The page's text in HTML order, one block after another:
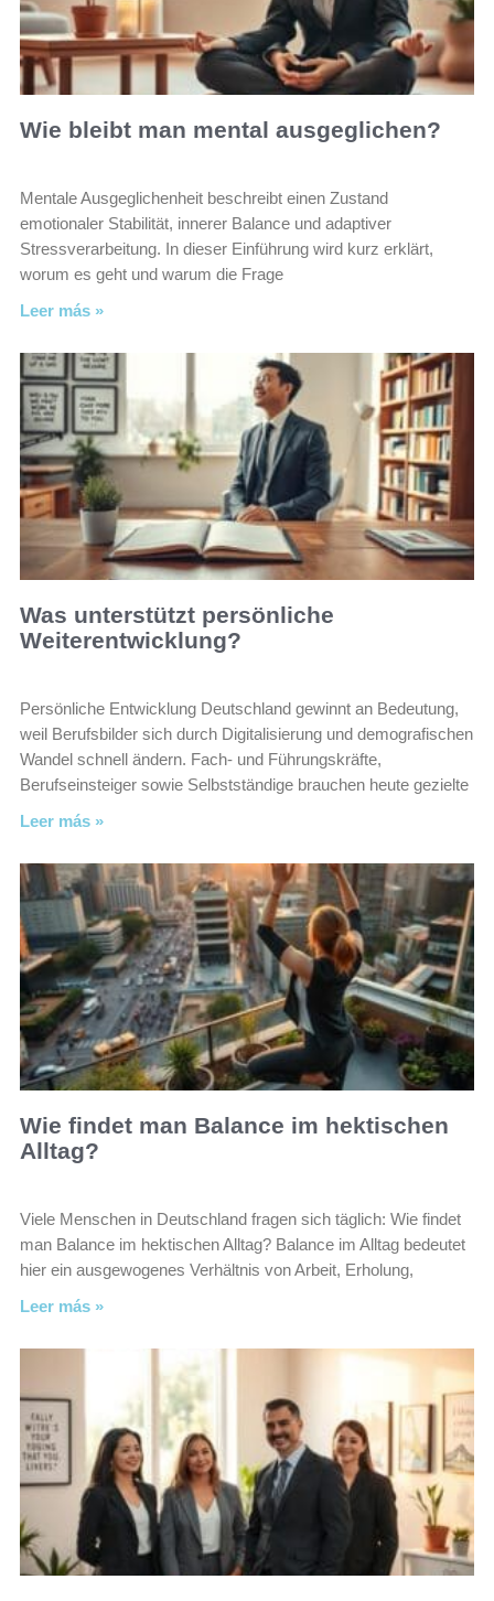
Wie bleibt man mental ausgeglichen?
Mentale Ausgeglichenheit beschreibt einen Zustand
emotionaler Stabilität, innerer Balance und adaptiver
Stressverarbeitung. In dieser Einführung wird kurz erklärt,
worum es geht und warum die Frage
Leer más »
Was unterstützt persönliche
Weiterentwicklung?
Persönliche Entwicklung Deutschland gewinnt an Bedeutung,
weil Berufsbilder sich durch Digitalisierung und demografischen
Wandel schnell ändern. Fach- und Führungskräfte,
Berufseinsteiger sowie Selbstständige brauchen heute gezielte
Leer más »
Wie findet man Balance im hektischen
Alltag?
Viele Menschen in Deutschland fragen sich täglich: Wie findet
man Balance im hektischen Alltag? Balance im Alltag bedeutet
hier ein ausgewogenes Verhältnis von Arbeit, Erholung,
Leer más »